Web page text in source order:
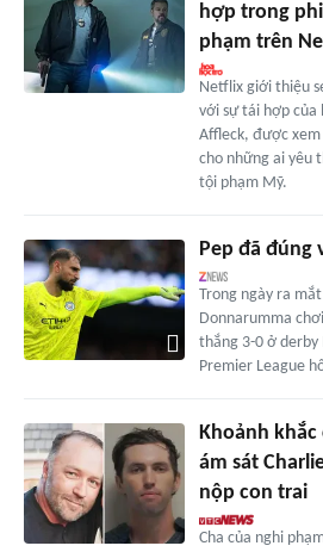
hợp trong
phạm trên
Netflix giới thiệu
với sự tái hợp của
Affleck, được
cho những ai yêu
tội phạm Mỹ.
Pep đã đúng
Trong ngày ra
Donnarumma
thắng 3-0 ở
Premier League
Khoảnh khắc
ám sát
nộp con trai
Cha của nghi